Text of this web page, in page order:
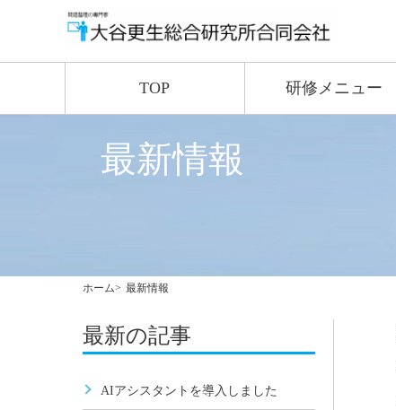
TOP 研修メニュー
最新情報
ホーム 最新情報
最新の記事
AIアシスタントを導入しました